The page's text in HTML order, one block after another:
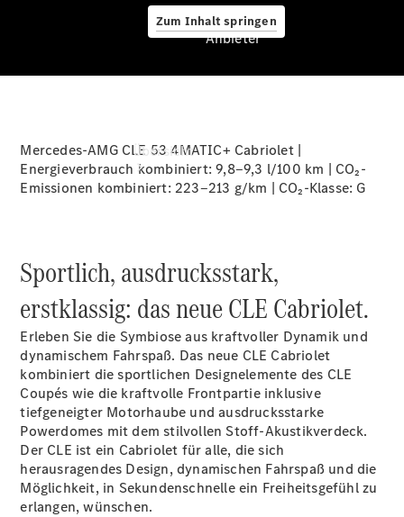
Zum Inhalt springen
Übersicht
Startseite
Ansprechpartner
finden
Beratung
vereinbaren
Servicetermin
buchen
Probefahrt
vereinbaren
Konfigurator
Modellübersicht
Tel: +49 211
Anbieter
Mercedes-AMG CLE 53 4MATIC+ Cabriolet |
Energieverbrauch kombiniert: 9,8‒9,3 l/100 km | CO₂-
Emissionen kombiniert: 223‒213 g/km | CO₂-Klasse: G
Sportlich, ausdrucksstark,
erstklassig: das neue CLE Cabriolet.
Erleben Sie die Symbiose aus kraftvoller Dynamik und
dynamischem Fahrspaß. Das neue CLE Cabriolet
kombiniert die sportlichen Designelemente des CLE
Coupés wie die kraftvolle Frontpartie inklusive
tiefgeneigter Motorhaube und ausdrucksstarke
Powerdomes mit dem stilvollen Stoff-Akustikverdeck.
Der CLE ist ein Cabriolet für alle, die sich
herausragendes Design, dynamischen Fahrspaß und die
Möglichkeit, in Sekundenschnelle ein Freiheitsgefühl zu
erlangen, wünschen.